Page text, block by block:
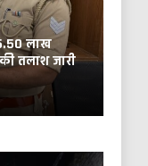
लाख
तलाश जारी